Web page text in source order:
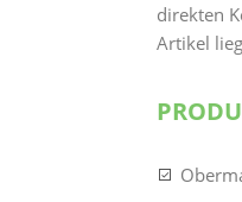
direkten
Artikel